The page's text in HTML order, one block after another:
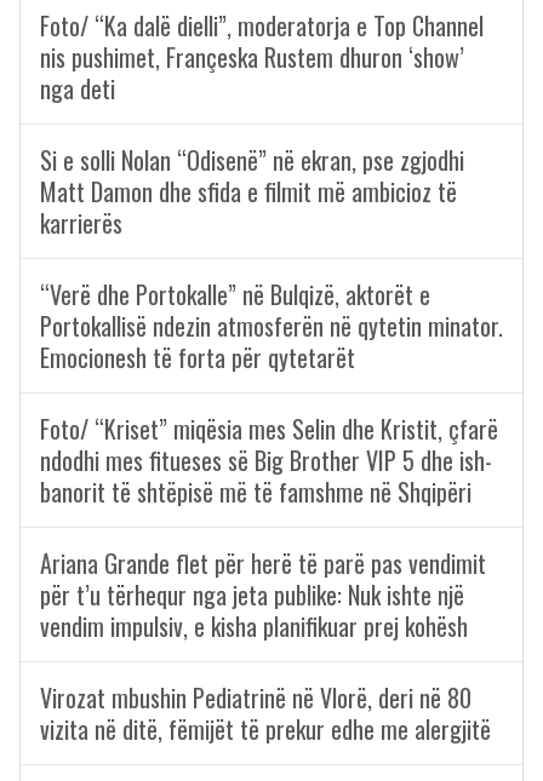
Foto/ “Ka dalë dielli”, moderatorja e Top Channel
nis pushimet, Françeska Rustem dhuron ‘show’
nga deti
Si e solli Nolan “Odisenë” në ekran, pse zgjodhi
Matt Damon dhe sfida e filmit më ambicioz të
karrierës
“Verë dhe Portokalle” në Bulqizë, aktorët e
Portokallisë ndezin atmosferën në qytetin minator.
Emocionesh të forta për qytetarët
Foto/ “Kriset” miqësia mes Selin dhe Kristit, çfarë
ndodhi mes fitueses së Big Brother VIP 5 dhe ish-
banorit të shtëpisë më të famshme në Shqipëri
Ariana Grande flet për herë të parë pas vendimit
për t’u tërhequr nga jeta publike: Nuk ishte një
vendim impulsiv, e kisha planifikuar prej kohësh
Virozat mbushin Pediatrinë në Vlorë, deri në 80
vizita në ditë, fëmijët të prekur edhe me alergjitë